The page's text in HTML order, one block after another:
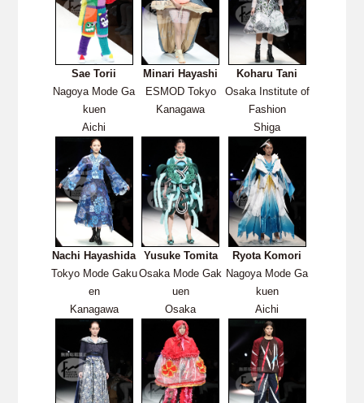
Sae Torii
Nagoya Mode Ga
kuen
Aichi
Minari Hayashi
ESMOD Tokyo
Kanagawa
Koharu Tani
Osaka Institute of
Fashion
Shiga
Nachi Hayashida
Tokyo Mode Gaku
en
Kanagawa
Yusuke Tomita
Osaka Mode Gak
uen
Osaka
Ryota Komori
Nagoya Mode Ga
kuen
Aichi